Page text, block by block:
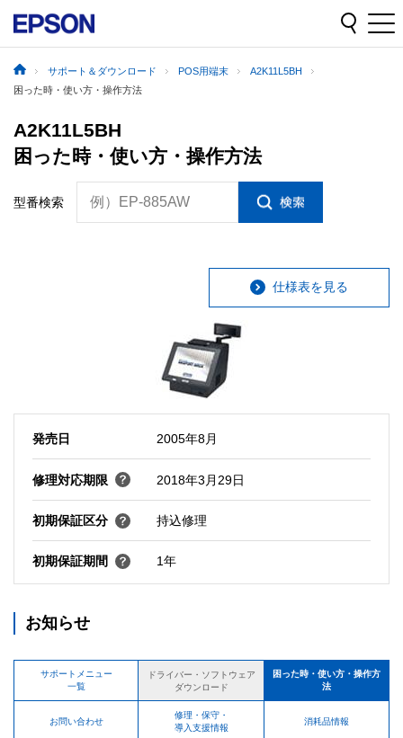
サポート＆ダウンロード POS用端末
A2K11L5BH
困った時・使い方・操作方法
A2K11L5BH
困った時・使い方・操作方法
型番検索 例）EP-885AW
仕様表を見る
発売日 2005年8月
修理対応期限 2018年3月29日
初期保証区分 持込修理
初期保証期間 1年
お知らせ
サポートメニュー
一覧
ドライバー・ソフトウェア
ダウンロード
困った時・使い方・操作方
法
お問い合わせ
修理・保守・
導入支援情報
消耗品情報